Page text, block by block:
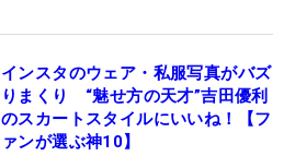
インスタのウェア・私服写真がバズ
りまくり “魅せ方の天才”吉田優利
のスカートスタイルにいいね！【フ
ァンが選ぶ神10】